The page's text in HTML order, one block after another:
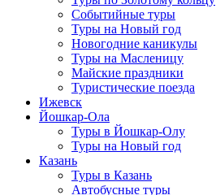
Событийные туры
Туры на Новый год
Новогодние каникулы
Туры на Масленицу
Майские праздники
Туристические поезда
Ижевск
Йошкар-Ола
Туры в Йошкар-Олу
Туры на Новый год
Казань
Туры в Казань
Автобусные туры